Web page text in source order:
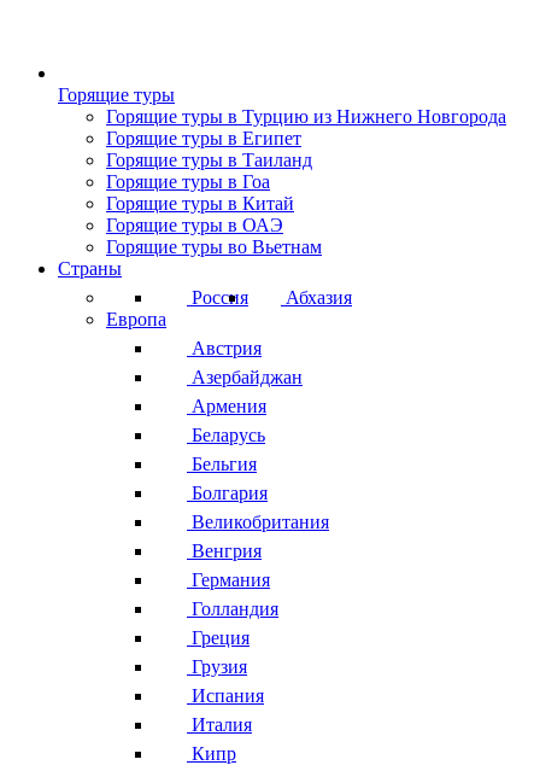
Горящие туры
Горящие туры в Турцию из Нижнего Новгорода
Горящие туры в Египет
Горящие туры в Таиланд
Горящие туры в Гоа
Горящие туры в Китай
Горящие туры в ОАЭ
Горящие туры во Вьетнам
Страны
Россия
Абхазия
Европа
Австрия
Азербайджан
Армения
Беларусь
Бельгия
Болгария
Великобритания
Венгрия
Германия
Голландия
Греция
Грузия
Испания
Италия
Кипр